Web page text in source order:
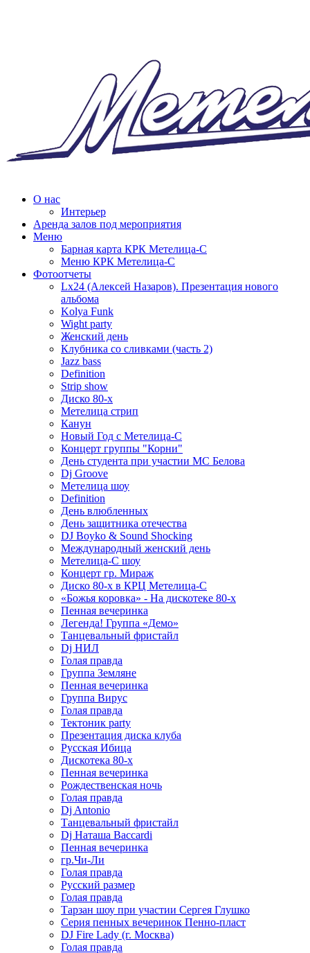
О нас
Интерьер
Аренда залов под мероприятия
Меню
Барная карта КРК Метелица-С
Меню КРК Метелица-С
Фотоотчеты
Lx24 (Алексей Назаров). Презентация нового
альбома
Kolya Funk
Wight party
Женский день
Клубника со сливками (часть 2)
Jazz bass
Definition
Strip show
Диско 80-х
Метелица стрип
Канун
Новый Год с Метелица-С
Концерт группы "Корни"
День студента при участии МС Белова
Dj Groove
Метелица шоу
Definition
День влюбленных
День защитника отечества
DJ Boyko & Sound Shocking
Международный женский день
Метелица-С шоу
Концерт гр. Мираж
Диско 80-х в КРЦ Метелица-С
«Божья коровка» - На дискотеке 80-х
Пенная вечеринка
Легенда! Группа «Демо»
Танцевальный фристайл
Dj НИЛ
Голая правда
Группа Земляне
Пенная вечеринка
Группа Вирус
Голая правда
Тектоник party
Презентация диска клуба
Русская Ибица
Дискотека 80-х
Пенная вечеринка
Рождественская ночь
Голая правда
Dj Antonio
Танцевальный фристайл
Dj Наташа Baccardi
Пенная вечеринка
гр.Чи-Ли
Голая правда
Русский размер
Голая правда
Тарзан шоу при участии Сергея Глушко
Серия пенных вечеринок Пенно-пласт
DJ Fire Lady (г. Москва)
Голая правда